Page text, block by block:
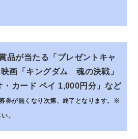
品が当たる「プレゼントキャ
映画「キングダム 魂の決戦」
・カード ペイ 1,000円分」など
券が無くなり次第、終了となります。 ※
。